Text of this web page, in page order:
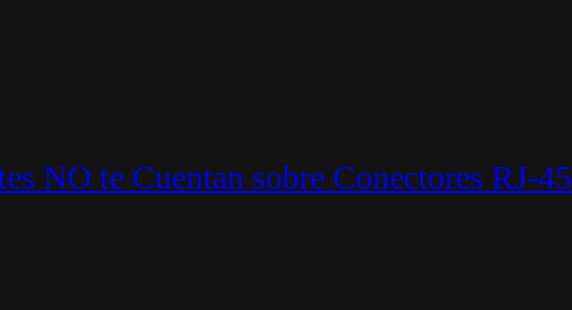
NO te Cuentan sobre Conectores RJ-45